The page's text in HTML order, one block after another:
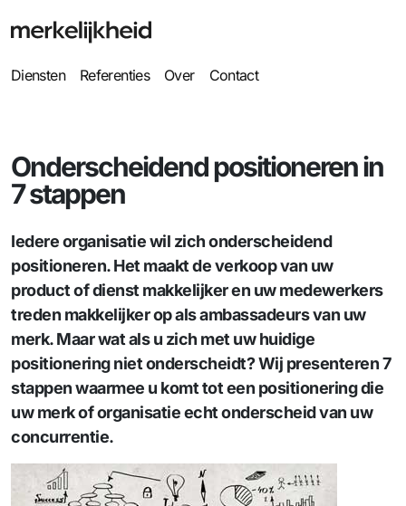
Diensten Referenties Over Contact
Onderscheidend positioneren in
7 stappen
Iedere organisatie wil zich onderscheidend
positioneren. Het maakt de verkoop van uw
product of dienst makkelijker en uw medewerkers
treden makkelijker op als ambassadeurs van uw
merk. Maar wat als u zich met uw huidige
positionering niet onderscheidt? Wij presenteren 7
stappen waarmee u komt tot een positionering die
uw merk of organisatie echt onderscheid van uw
concurrentie.